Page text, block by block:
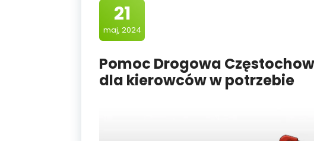
21
maj, 2024
Pomoc Drogowa
dla kierowców w potrzebie